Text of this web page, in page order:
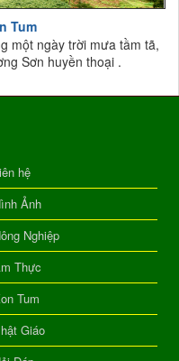
Tum
một ngày trời mưa tầm tã,
Sơn huyền thoại .
hệ
Ảnh
Nghiệp
Thực
Tum
Giáo